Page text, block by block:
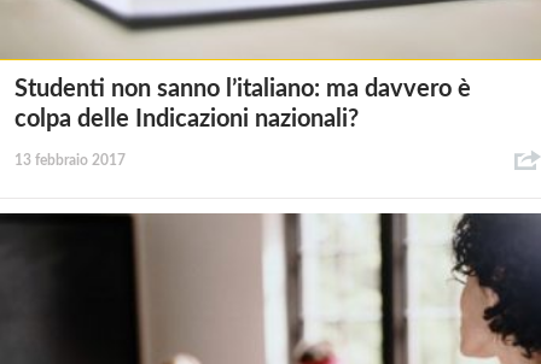
Studenti non sanno l’italiano: ma davvero è
colpa delle Indicazioni nazionali?
13 febbraio 2017